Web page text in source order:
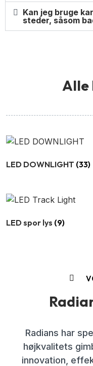
Kan jeg bruge
steder, såsom
Alle
LED DOWNLIGHT (33)
LED spor lys (9)
Radians har
højkvalitets
innovation,